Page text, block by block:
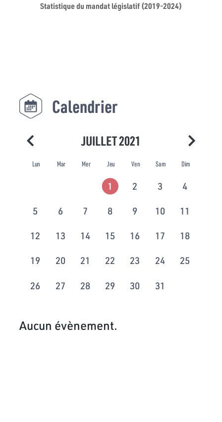
Statistique du mandat législatif (2019-2024)
Calendrier
JUILLET 2021
Lun Mar Mer Jeu Ven Sam Dim
1 2 3 4
5 6 7 8 9 10 11
12 13 14 15 16 17 18
19 20 21 22 23 24 25
26 27 28 29 30 31
Aucun évènement.